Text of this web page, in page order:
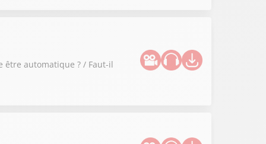
être automatique ? / Faut-il